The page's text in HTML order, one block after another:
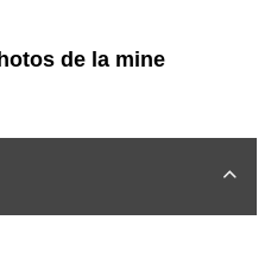
de la mine
